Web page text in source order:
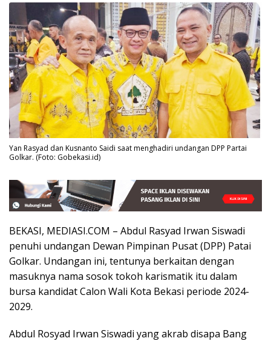
Yan Rasyad dan Kusnanto Saidi saat menghadiri undangan DPP Partai
Golkar. (Foto: Gobekasi.id)
BEKASI, MEDIASI.COM – Abdul Rasyad Irwan Siswadi
penuhi undangan Dewan Pimpinan Pusat (DPP) Patai
Golkar. Undangan ini, tentunya berkaitan dengan
masuknya nama sosok tokoh karismatik itu dalam
bursa kandidat Calon Wali Kota Bekasi periode 2024-
2029.
Abdul Rosyad Irwan Siswadi yang akrab disapa Bang